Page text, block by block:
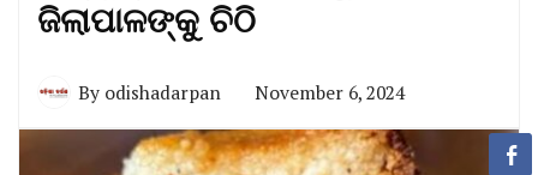
ଜିଲାପାଳଙ୍କୁ ଚିଠି
By odishadarpan November 6, 2024